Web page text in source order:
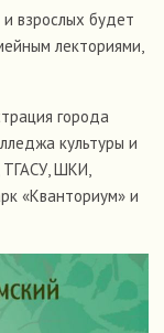
взрослых будет
лекториями,
города
культуры и
ТГАСУ, ШКИ,
«Кванториум» и